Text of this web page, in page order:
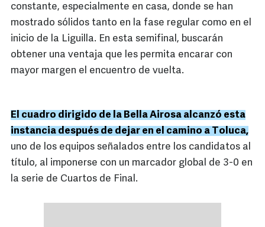
constante, especialmente en casa, donde se han
mostrado sólidos tanto en la fase regular como en el
inicio de la Liguilla. En esta semifinal, buscarán
obtener una ventaja que les permita encarar con
mayor margen el encuentro de vuelta.
El cuadro dirigido de la Bella Airosa alcanzó esta
instancia después de dejar en el camino a Toluca,
uno de los equipos señalados entre los candidatos al
título, al imponerse con un marcador global de 3-0 en
la serie de Cuartos de Final.